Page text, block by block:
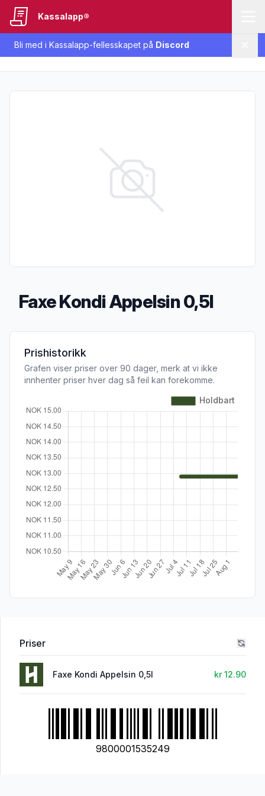
Bli med i Kassalapp-fellesskapet på Discord
Kassalapp®
Faxe Kondi Appelsin 0,5l
Prishistorikk
Grafen viser priser over 90 dager, merk at vi ikke
innhenter priser hver dag så feil kan forekomme.
Priser
Faxe Kondi Appelsin 0,5l kr 12.90
9800001535249